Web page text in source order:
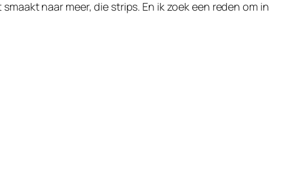
naar meer, die strips. En ik zoek een reden om in